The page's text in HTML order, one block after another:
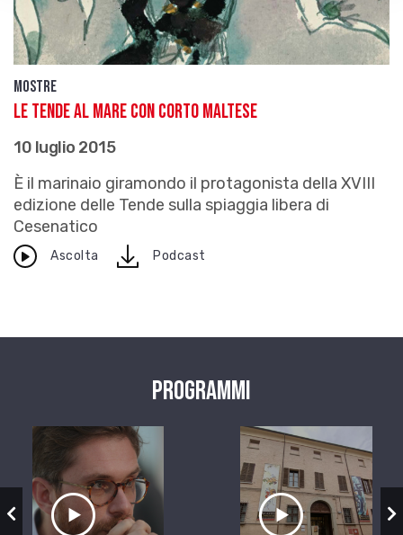
Mostre
Le Tende al mare con Corto Maltese
10 luglio 2015
È il marinaio giramondo il protagonista della XVIII
edizione delle Tende sulla spiaggia libera di
Cesenatico
Ascolta downloadPodcast
Programmi
Ascolta il servizio Ascolta il